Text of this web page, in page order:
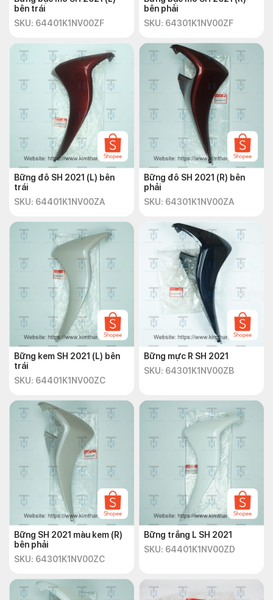
bên trái
SKU: 64401K1NV00ZF
bên phải
SKU: 64301K1NV00ZF
Bững đô SH 2021 (L) bên
trái
SKU: 64401K1NV00ZA
Bững đô SH 2021 (R) bên
phải
SKU: 64301K1NV00ZA
Bững kem SH 2021 (L) bên
trái
SKU: 64401K1NV00ZC
Bững mực R SH 2021
SKU: 64301K1NV00ZB
Bững SH 2021 màu kem (R)
bên phải
SKU: 64301K1NV00ZC
Bững trắng L SH 2021
SKU: 64401K1NV00ZD